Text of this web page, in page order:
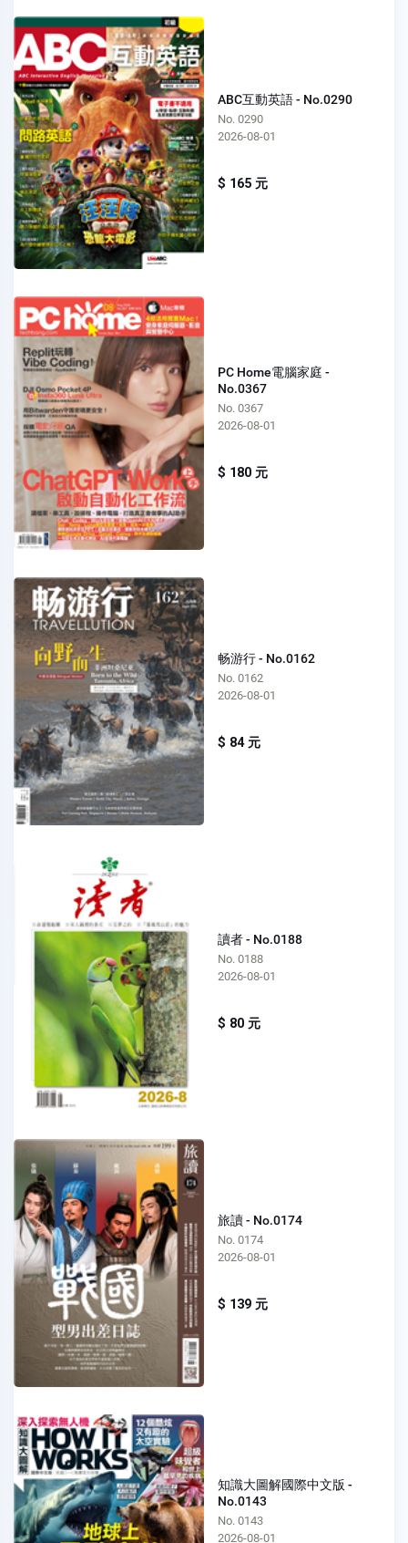
ABC互動英語 - No.0290
No. 0290
2026-08-01
$ 165 元
PC Home電腦家庭 -
No.0367
No. 0367
2026-08-01
$ 180 元
畅游行 - No.0162
No. 0162
2026-08-01
$ 84 元
讀者 - No.0188
No. 0188
2026-08-01
$ 80 元
旅讀 - No.0174
No. 0174
2026-08-01
$ 139 元
知識大圖解國際中文版 -
No.0143
No. 0143
2026-08-01